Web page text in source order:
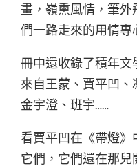
畫，嶺熏風情，筆
們一路走來的用情專
冊中還收錄了積年文
來自王蒙、賈平凹、
金宇澄、班宇……
看賈平凹在《帶燈》
它們，它們還在那